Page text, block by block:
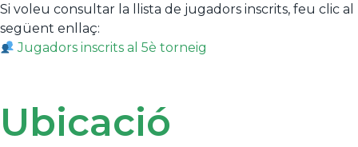
Si voleu consultar la llista de jugadors inscrits, feu clic al
següent enllaç:
Jugadors inscrits al 5è torneig
Ubicació